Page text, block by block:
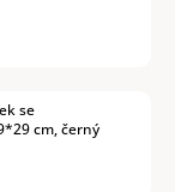
se
cm, černý